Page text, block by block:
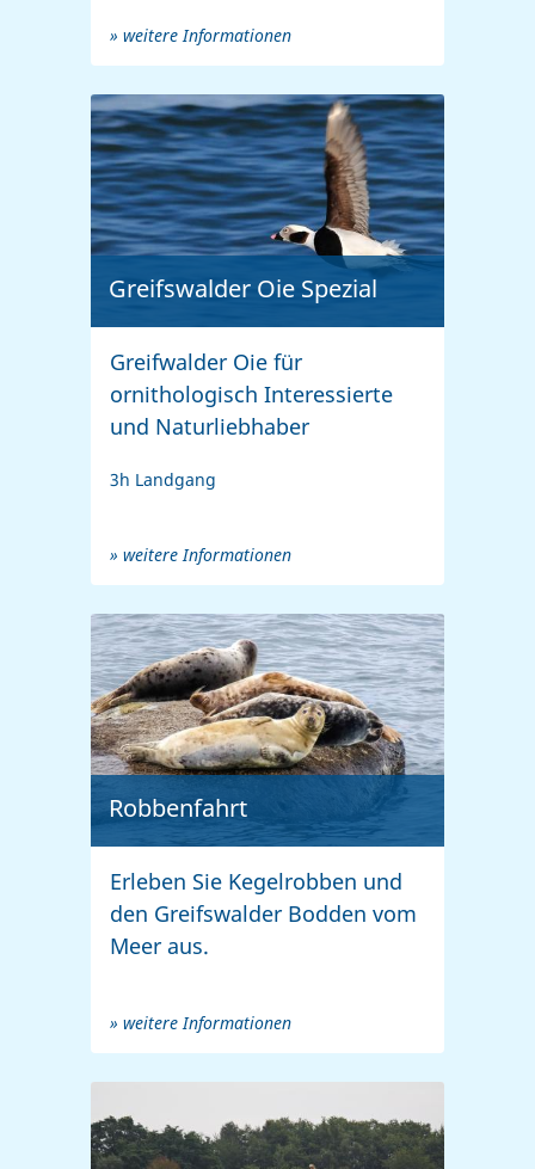
» weitere Informationen
Greifswalder Oie Spezial
Greifwalder Oie für
ornithologisch Interessierte
und Naturliebhaber
3h Landgang
» weitere Informationen
Robbenfahrt
Erleben Sie Kegelrobben und
den Greifswalder Bodden vom
Meer aus.
» weitere Informationen